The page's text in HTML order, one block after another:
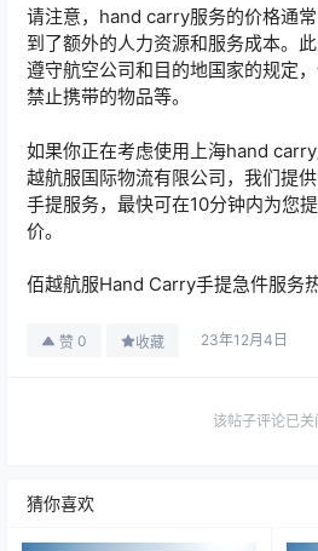
请注意，hand carry服务的价格通
到了额外的人力资源和服务成本。
遵守航空公司和目的地国家的规定，
禁止携带的物品等。
如果你正在考虑使用上海hand
越航服国际物流有限公司，我们提
手提服务，最快可在10分钟内为您
价。
佰越航服Hand Carry手提急件服务
赞 0 收藏 23年12月4日
该帖子评论已关
猜你喜欢